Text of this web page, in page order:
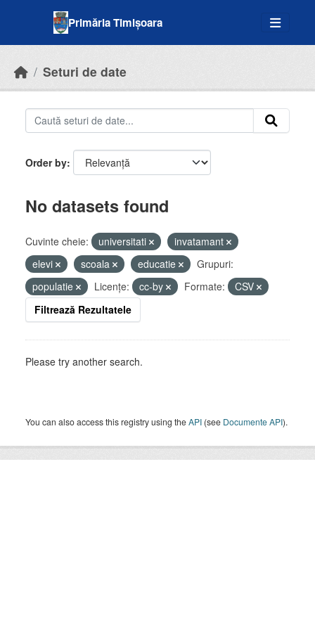
Primăria Timișoara
Seturi de date
Order by
No datasets found
Cuvinte cheie: universitati
invatamant
elevi
scoala educatie
Grupuri:
populatie
Licenţe: cc-by Formate:
CSV
Filtrează Rezultatele
Please try another search.
You can also access this registry using theAPI (see Documente API).